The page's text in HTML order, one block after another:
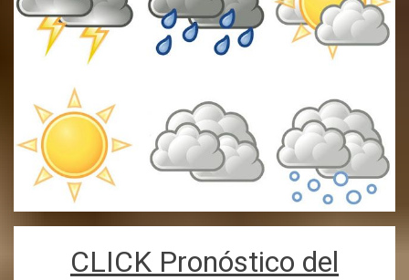
CLICK Pronóstico del